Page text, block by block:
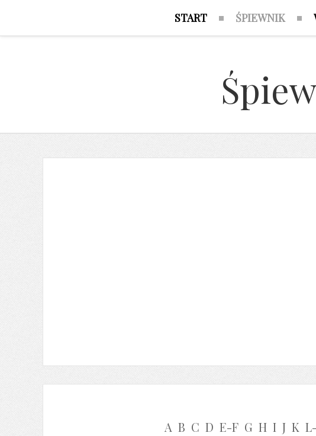
START ŚPIEWNIK
A B C D E-F G H I J K